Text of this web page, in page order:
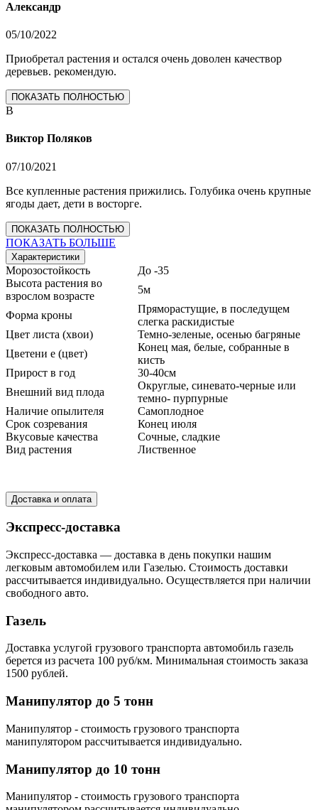
Александр
05/10/2022
Приобретал растения и остался очень доволен качествор
деревьев. рекомендую.
ПОКАЗАТЬ ПОЛНОСТЬЮ
В
Виктор Поляков
07/10/2021
Все купленные растения прижились. Голубика очень крупные
ягоды дает, дети в восторге.
ПОКАЗАТЬ ПОЛНОСТЬЮ
ПОКАЗАТЬ БОЛЬШЕ
Характеристики
Морозостойкость
До -35
Высота растения во
взрослом возрасте
5м
Форма кроны
Пряморастущие, в последущем
слегка раскидистые
Цвет листа (хвои)
Темно-зеленые, осенью багряные
Цветени е (цвет)
Конец мая, белые, собранные в
кисть
Прирост в год
30-40см
Внешний вид плода
Округлые, синевато-черные или
темно- пурпурные
Наличие опылителя
Самоплодное
Срок созревания
Конец июля
Вкусовые качества
Сочные, сладкие
Вид растения
Лиственное
Доставка и оплата
Экспресс-доставка
Экспресс-доставка — доставка в день покупки нашим
легковым автомобилем или Газелью. Стоимость доставки
рассчитывается индивидуально. Осуществляется при наличии
свободного авто.
Газель
Доставка услугой грузового транспорта автомобиль газель
берется из расчета 100 руб/км. Минимальная стоимость заказа
1500 рублей.
Манипулятор до 5 тонн
Манипулятор - стоимость грузового транспорта
манипулятором рассчитывается индивидуально.
Манипулятор до 10 тонн
Манипулятор - стоимость грузового транспорта